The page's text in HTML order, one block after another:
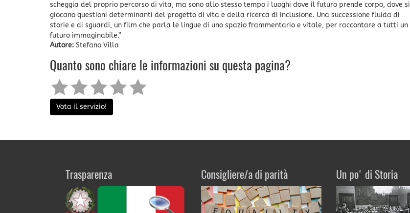
scheggia del proprio percorso di vita, ma sono allo stesso tempo i luoghi dove il futuro prende corpo, dove si
giocano questioni determinanti del progetto di vita e della ricerca di inclusione. Una successione fluida di
storie e di sguardi, un film che parla le lingue di uno spazio frammentario e vitale, per raccontare a tutti un
futuro immaginabile.”
Autore: Stefano Villa
Quanto sono chiare le informazioni su questa pagina?
Vota il servizio!
Trasparenza Consigliere/a di parità Un po' di Storia